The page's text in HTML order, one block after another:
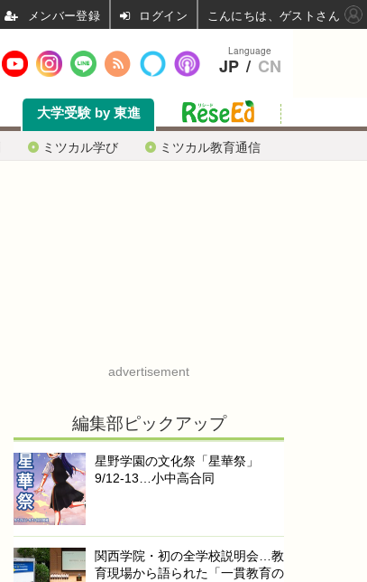
ミツカル学び ミツカル教育通信
大学受験 by 東進
advertisement
編集部ピックアップ
星野学園の文化祭「星華祭」
9/12-13…小中高合同
関西学院・初の全学校説明会…教
育現場から語られた「一貫教育の
Language
JP / CN
ログイン こんにちは、ゲストさん